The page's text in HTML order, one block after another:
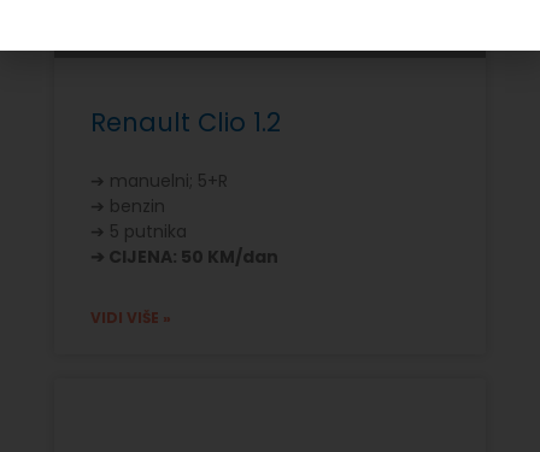
Renault Clio 1.2
➔ manuelni; 5+R
➔ benzin
➔ 5 putnika
➔ CIJENA: 50 KM/dan
VIDI VIŠE »